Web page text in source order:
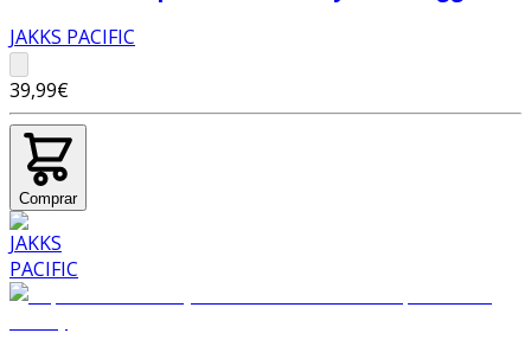
JAKKS PACIFIC
39,99€
Comprar